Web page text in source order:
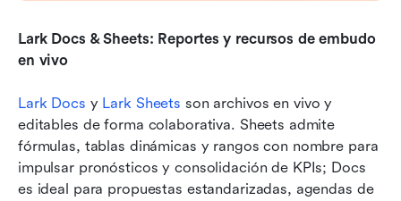
Lark Docs & Sheets: Reportes y recursos de embudo
en vivo
Lark Docs y Lark Sheets son archivos en vivo y
editables de forma colaborativa. Sheets admite
fórmulas, tablas dinámicas y rangos con nombre para
impulsar pronósticos y consolidación de KPIs; Docs
es ideal para propuestas estandarizadas, agendas de